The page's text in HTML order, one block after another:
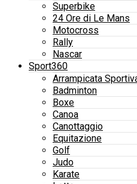
Superbike
24 Ore di Le Mans
Motocross
Rally
Nascar
Sport360
Arrampicata
Badminton
Boxe
Canoa
Canottaggio
Equitazione
Golf
Judo
Karate